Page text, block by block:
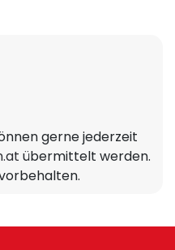
gerne jederzeit
übermittelt werden.